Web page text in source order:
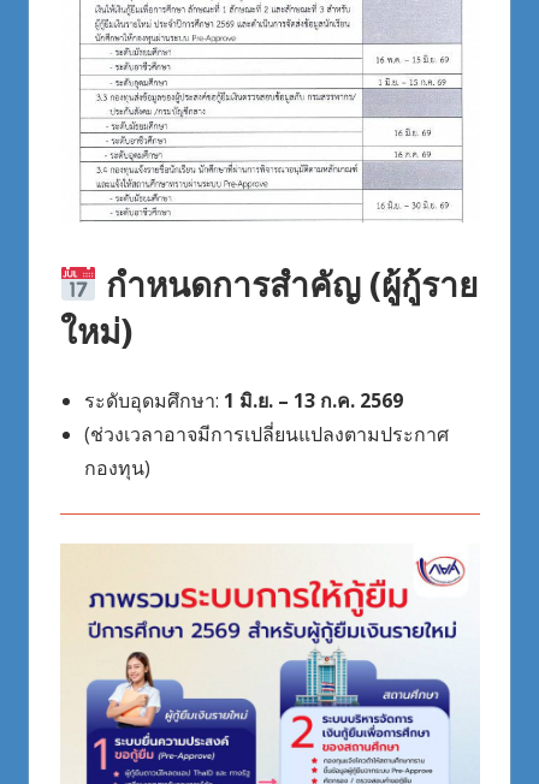
กำหนดการสำคัญ (ผู้กู้ราย
ใหม่)
ระดับอุดมศึกษา: 1 มิ.ย. – 13 ก.ค. 2569
(ช่วงเวลาอาจมีการเปลี่ยนแปลงตามประกาศ
กองทุน)